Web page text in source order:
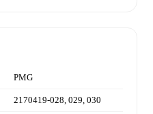
PMG
2170419-028, 029, 030